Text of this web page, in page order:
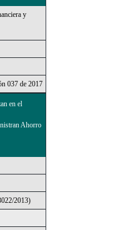
y
037 de 2017
en el
Ahorro
2013)